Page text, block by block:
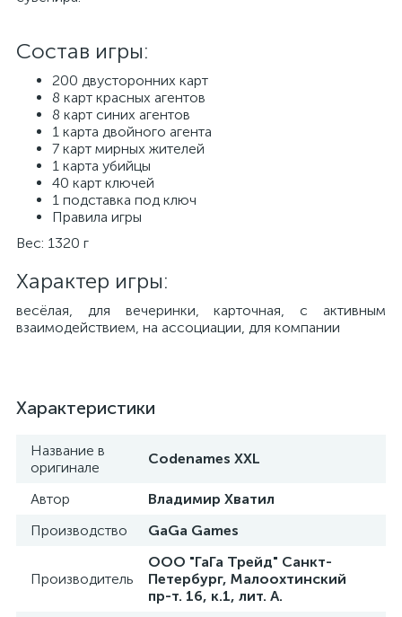
Состав игры:
200 двусторонних карт
8 карт красных агентов
8 карт синих агентов
1 карта двойного агента
7 карт мирных жителей
1 карта убийцы
40 карт ключей
1 подставка под ключ
Правила игры
Вес: 1320 г
Характер игры:
весёлая, для вечеринки, карточная, с активным
взаимодействием, на ассоциации, для компании
Характеристики
Название в
оригинале
Codenames XXL
Автор
Владимир Хватил
Производство
GaGa Games
Производитель
ООО "ГаГа Трейд" Санкт-
Петербург, Малоохтинский
пр-т. 16, к.1, лит. А.